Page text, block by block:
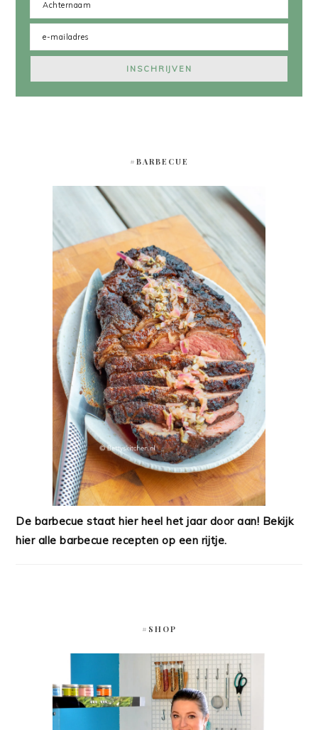
#BARBECUE
De barbecue staat hier heel het jaar door aan! Bekijk
hier alle barbecue recepten op een rijtje.
#SHOP